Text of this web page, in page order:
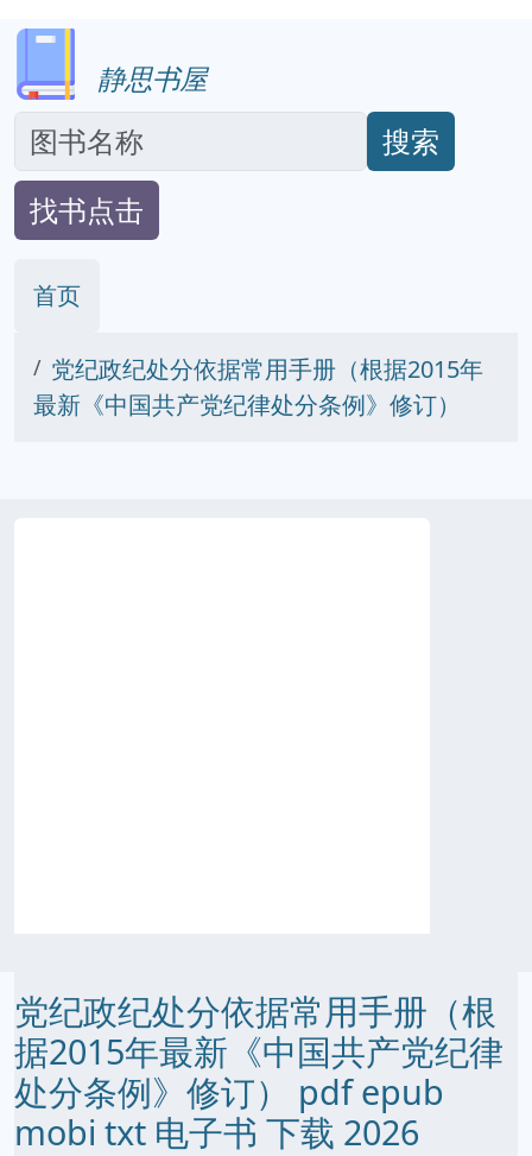
静思书屋
搜索
找书点击
首页
党纪政纪处分依据常用手册（根据2015年
最新《中国共产党纪律处分条例》修订）
党纪政纪处分依据常用手册（根
据2015年最新《中国共产党纪律
处分条例》修订） pdf epub
mobi txt 电子书 下载 2026